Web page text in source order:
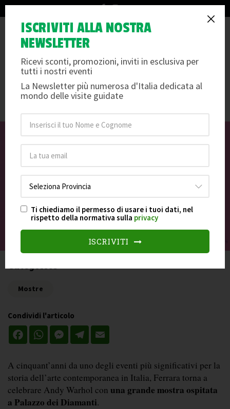
info@arteemusei.com
Andy Warhol a Ferrara: la
mostra ''Ladies and
Gentlmenen'' a Palazzo dei
Diamanti
Mercoledì 25 marzo 2026 /
Categories
Mostre
Condividi l'articolo
FacebookWhatsAppMessenger
Telegram
A cinquant’anni da uno degli eventi più significativi per la
storia dell’arte contemporanea in Italia, Ferrara torna a
celebrare Andy Warhol con una grande mostra ospitata
a Palazzo dei Diamanti.
ISCRIVITI ALLA NOSTRA
NEWSLETTER
Ricevi sconti, promozioni, inviti in esclusiva per
tutti i nostri eventi
La Newsletter più numerosa d'Italia dedicata al
mondo delle visite guidate
Ti chiediamo il permesso di usare i tuoi dati, nel
rispetto della normativa sulla privacy
ISCRIVITI